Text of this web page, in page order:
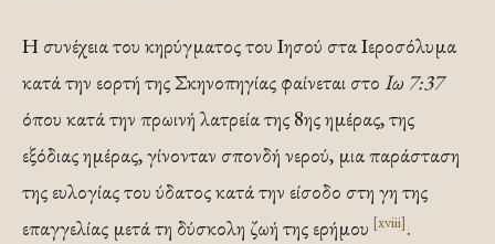
Η συνέχεια του κηρύγματος του Ιησού στα Ιεροσόλυμα
κατά την εορτή της Σκηνοπηγίας φαίνεται στο Ιω 7:37
όπου κατά την πρωινή λατρεία της 8ης ημέρας, της
εξόδιας ημέρας, γίνονταν σπονδή νερού, μια παράσταση
της ευλογίας του ύδατος κατά την είσοδο στη γη της
επαγγελίας μετά τη δύσκολη ζωή της ερήμου [xviii].